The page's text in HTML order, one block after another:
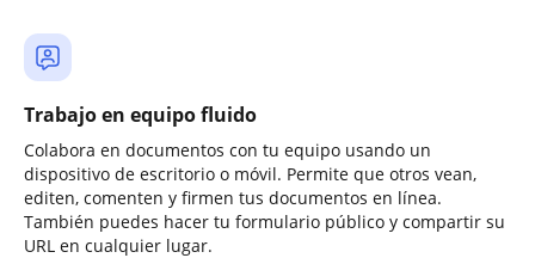
Trabajo en equipo fluido
Colabora en documentos con tu equipo usando un
dispositivo de escritorio o móvil. Permite que otros vean,
editen, comenten y firmen tus documentos en línea.
También puedes hacer tu formulario público y compartir su
URL en cualquier lugar.